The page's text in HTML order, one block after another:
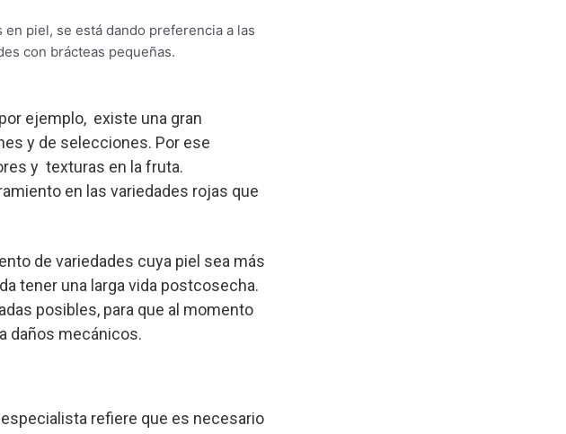
en piel, se está dando preferencia a las
con brácteas pequeñas.
ejemplo, existe una gran
y de selecciones. Por ese
y texturas en la fruta.
en las variedades rojas que
de variedades cuya piel sea más
tener una larga vida postcosecha.
posibles, para que al momento
daños mecánicos.
refiere que es necesario